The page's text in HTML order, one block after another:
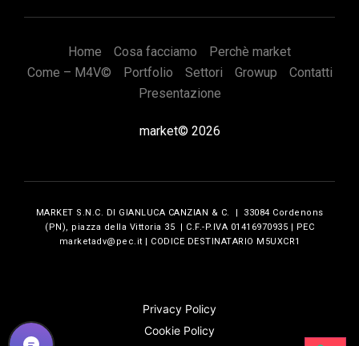
Home Cosa facciamo
Perchè market
Come – M4V©
Portfolio Settori Growup
Contatti
Presentazione
market© 2026
MARKET S.N.C. DI GIANLUCA CANZIAN & C. | 33084 Cordenons
(PN), piazza della Vittoria 35 | C.F.-P.IVA 01416970935 | PEC
marketadv@pec.it | CODICE DESTINATARIO M5UXCR1
Privacy Policy
Cookie Policy